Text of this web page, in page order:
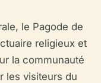
le Pagode de
religieux et
la communauté
les visiteurs du